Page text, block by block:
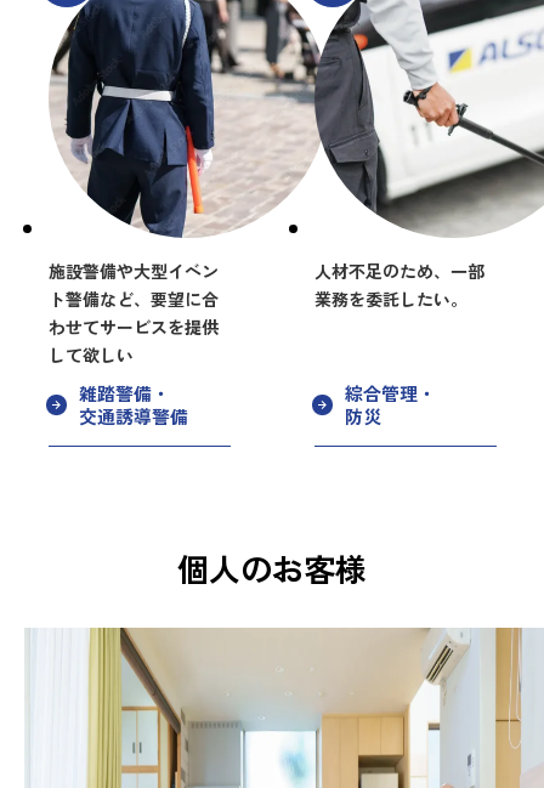
施設警備や大型イベン
ト警備など、要望に合
わせてサービスを提供
して欲しい
雑踏警備・
交通誘導警備
人材不足のため、一部
業務を委託したい。
綜合管理・
防災
個人のお客様